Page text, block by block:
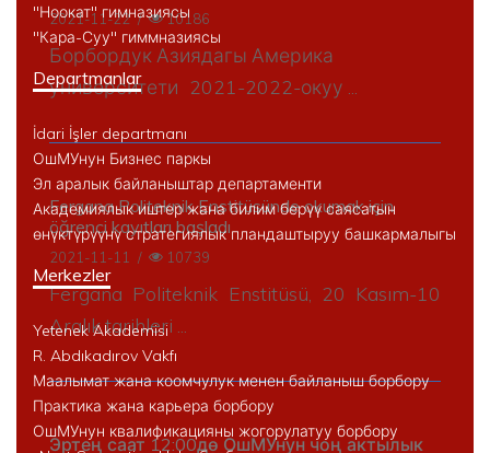
2021-11-22 / 10186
Борбордук Азиядагы Америка
университети 2021-2022-окуу ...
Fergana Politeknik Enstitüsünde okumak için
öğrenci kayıtları başladı
2021-11-11 / 10739
Fergana Politeknik Enstitüsü, 20 Kasım-10
Aralık tarihleri ...
Эртең саат 12:00дө ОшМУнун чоң актылык
"Ноокат" гимназиясы
"Кара-Суу" гиммназиясы
Departmanlar
İdari İşler departmanı
ОшМУнун Бизнес паркы
Эл аралык байланыштар департаменти
Академиялык иштер жана билим берүү саясатын
өнүктүрүүнү стратегиялык пландаштыруу башкармалыгы
Merkezler
Yetenek Akademisi
R. Abdıkadırov Vakfı
Маалымат жана коомчулук менен байланыш борбору
Практика жана карьера борбору
ОшМУнун квалификацияны жогорулатуу борбору